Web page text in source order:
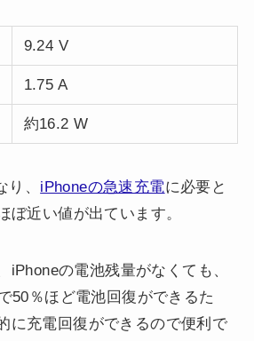
9.24 V
1.75 A
約16.2 W
、 iPhoneの急速充電に必要と
ぼ近い値が出ています。
iPhoneの電池残量がなくても、
50％ほど電池回復ができるた
に充電回復ができるので便利で